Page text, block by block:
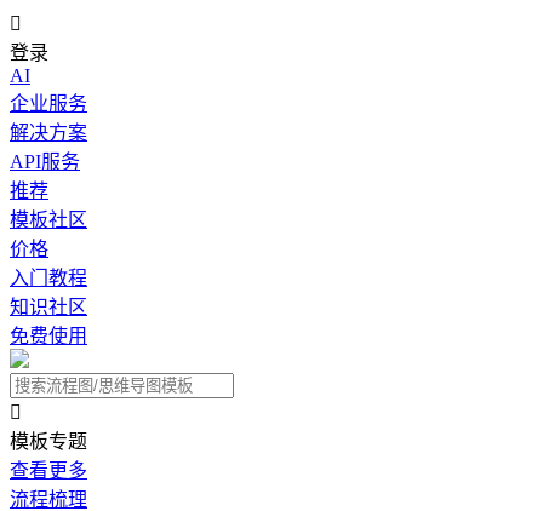

登录
AI
企业服务
解决方案
API服务
推荐
模板社区
价格
入门教程
知识社区
免费使用

模板专题
查看更多
流程梳理